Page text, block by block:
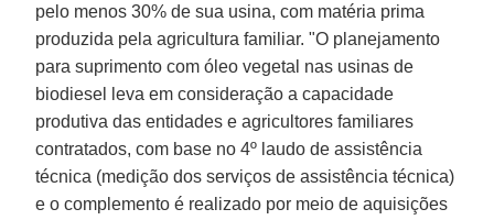
pelo menos 30% de sua usina, com matéria prima
produzida pela agricultura familiar. "O planejamento
para suprimento com óleo vegetal nas usinas de
biodiesel leva em consideração a capacidade
produtiva das entidades e agricultores familiares
contratados, com base no 4º laudo de assistência
técnica (medição dos serviços de assistência técnica)
e o complemento é realizado por meio de aquisições